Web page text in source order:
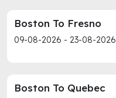
Boston To Fresno
09-08-2026 - 23-08-2026
Boston To Quebec